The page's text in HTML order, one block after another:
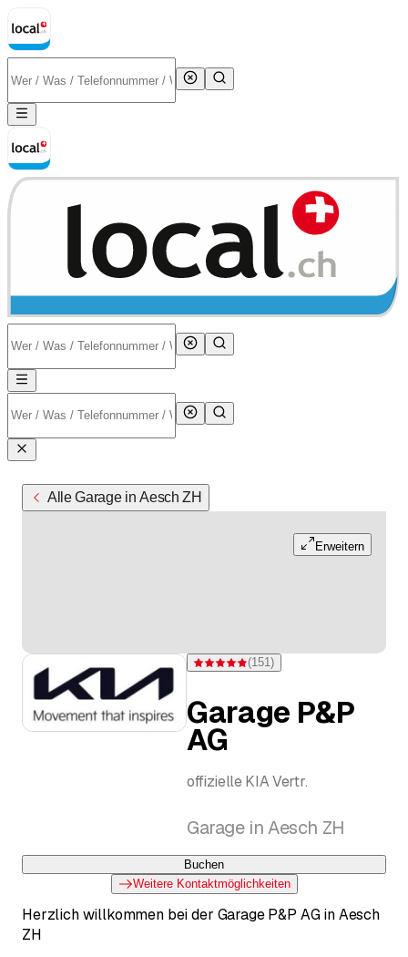
Alle Garage in Aesch ZH
Erweitern
Bewertung 4,9 von 5 Sternen bei 151
(151)
Garage P&P
AG
offizielle KIA Vertr.
Garage in Aesch ZH
Buchen
Weitere Kontaktmöglichkeiten
Herzlich willkommen bei der Garage P&P AG in Aesch
ZH